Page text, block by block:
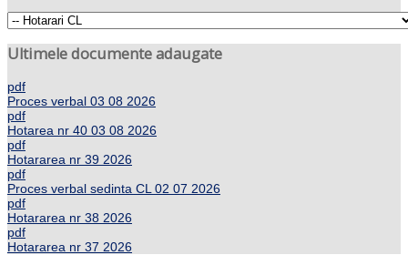
Ultimele documente adaugate
pdf
Proces verbal 03 08 2026
pdf
Hotarea nr 40 03 08 2026
pdf
Hotararea nr 39 2026
pdf
Proces verbal sedinta CL 02 07 2026
pdf
Hotararea nr 38 2026
pdf
Hotararea nr 37 2026